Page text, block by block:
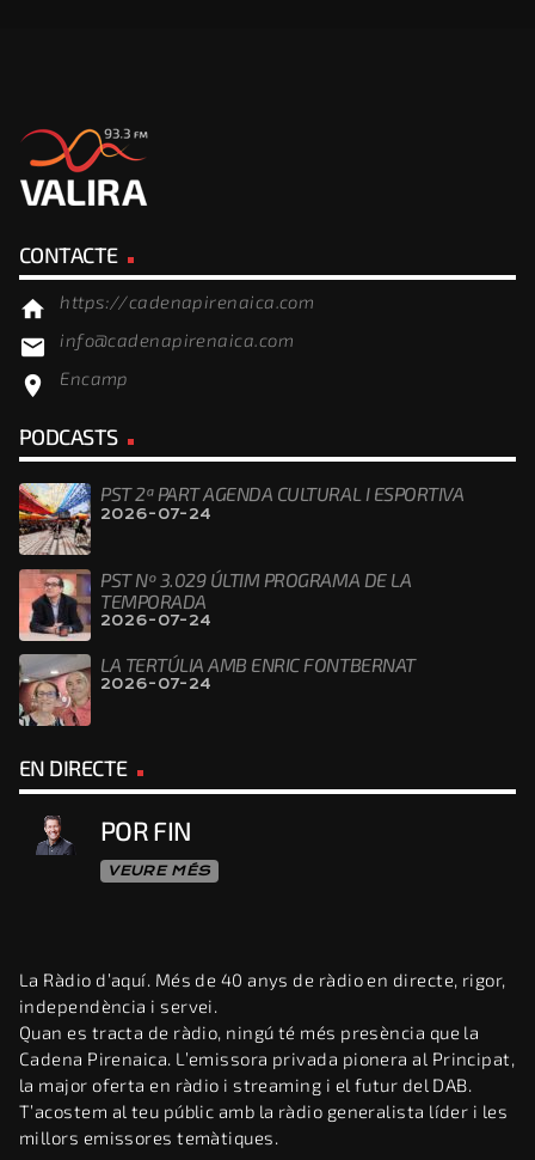
CONTACTE
home https://cadenapirenaica.com
email info@cadenapirenaica.com
location_on Encamp
PODCASTS
PST 2ª PART AGENDA CULTURAL I ESPORTIVA
2026-07-24
PST Nº 3.029 ÚLTIM PROGRAMA DE LA
TEMPORADA
2026-07-24
LA TERTÚLIA AMB ENRIC FONTBERNAT
2026-07-24
EN DIRECTE
POR FIN
VEURE MÉS
La Ràdio d’aquí. Més de 40 anys de ràdio en directe, rigor,
independència i servei.
Quan es tracta de ràdio, ningú té més presència que la
Cadena Pirenaica. L’emissora privada pionera al Principat,
la major oferta en ràdio i streaming i el futur del DAB.
T’acostem al teu públic amb la ràdio generalista líder i les
millors emissores temàtiques.